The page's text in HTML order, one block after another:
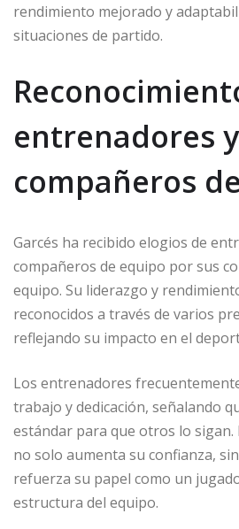
rendimiento mejorado y
situaciones de partido.
entrenadores y
compañeros
Garcés ha recibido elogios de
compañeros de equipo por sus
equipo. Su liderazgo y
reconocidos a través de varios
reflejando su impacto en el
Los entrenadores
trabajo y dedicación, señalando
estándar para que otros lo sigan.
no solo aumenta su confianza,
refuerza su papel como un
estructura del equipo.